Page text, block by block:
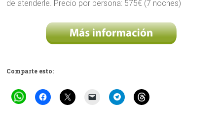
de atenderle. Precio por persona: 575€ (7 noches)
Comparte esto: